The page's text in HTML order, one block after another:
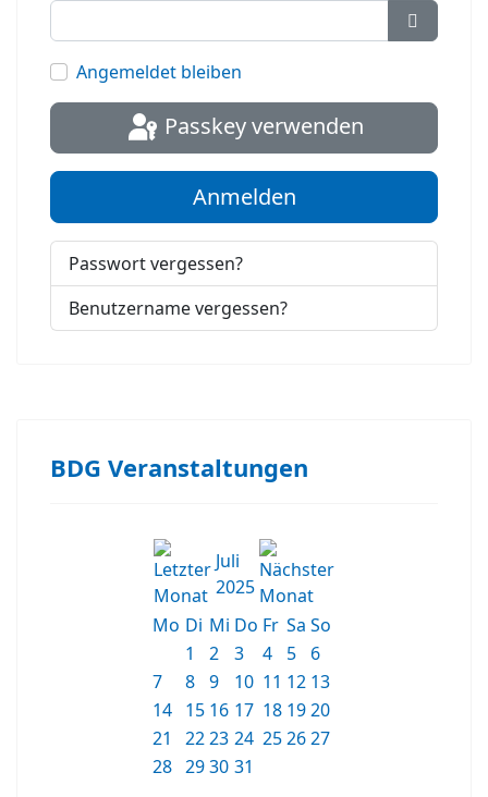
Angemeldet bleiben
Passkey verwenden
Anmelden
Passwort vergessen?
Benutzername vergessen?
BDG Veranstaltungen
Juli
2025
Mo Di Mi Do Fr Sa So
1
2 3 4 5
6
7
8 9 10 11 12 13
14 15 16 17 18 1920
21
2223 24 252627
28 2930 31